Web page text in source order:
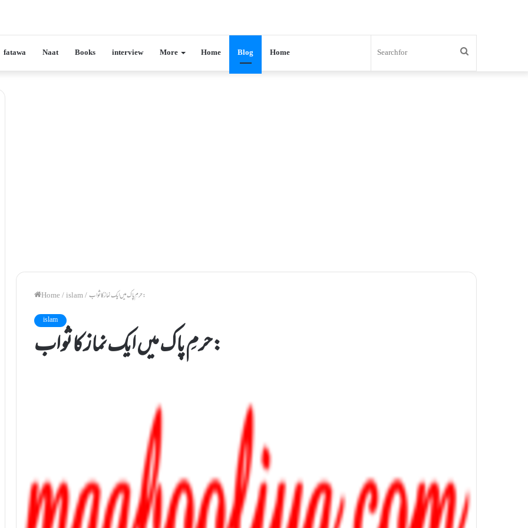
fatawa Naat Books interview More Home Blog Home
Home/islam/ حرمِ پاک میں ایک نماز کا ثواب:
islam
حرمِ پاک میں ایک نماز کا ثواب: